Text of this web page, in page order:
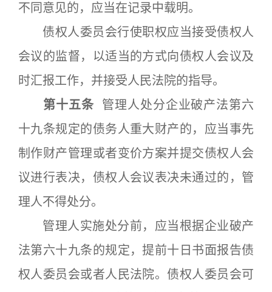
不同意见的，应当在记录中载明。
债权人委员会行使职权应当接受债权人
会议的监督，以适当的方式向债权人会议及
时汇报工作，并接受人民法院的指导。
第十五条 管理人处分企业破产法第六
十九条规定的债务人重大财产的，应当事先
制作财产管理或者变价方案并提交债权人会
议进行表决，债权人会议表决未通过的，管
理人不得处分。
管理人实施处分前，应当根据企业破产
法第六十九条的规定，提前十日书面报告债
权人委员会或者人民法院。债权人委员会可